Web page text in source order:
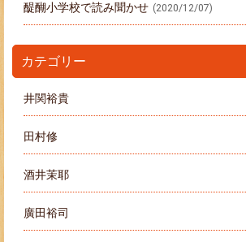
醍醐小学校で読み聞かせ (2020/12/07)
カテゴリー
井関裕貴
田村修
酒井茉耶
廣田裕司